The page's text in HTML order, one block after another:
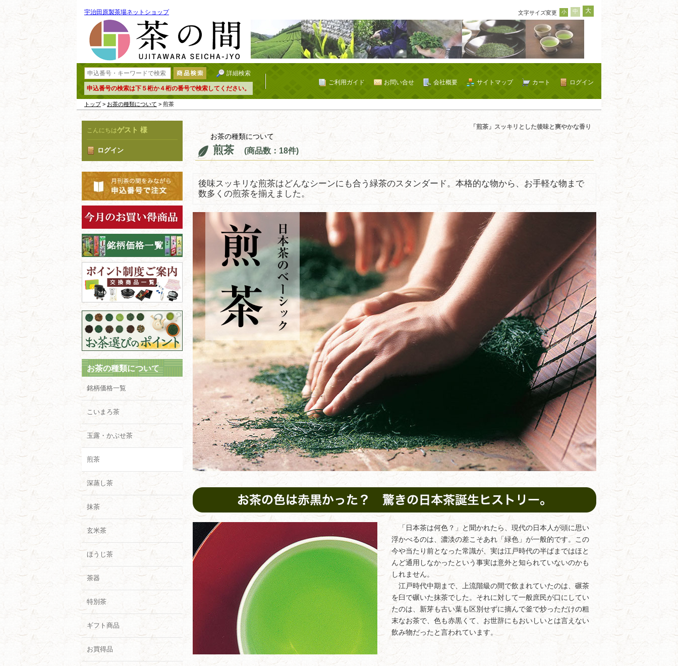
宇治田原製茶場ネットショップ 文字サイズ変更 小 中 大
詳細検索
申込番号の検索は下５桁か４桁の番号で検索してください。
ログイン
カート
サイトマップ
会社概要
お問い合せ
ご利用ガイド
トップ> お茶の種類について > 煎茶
こんにちはゲスト 様
ログイン
お茶の種類について
銘柄価格一覧
こいまろ茶
玉露・かぶせ茶
煎茶
深蒸し茶
抹茶
玄米茶
ほうじ茶
茶器
特別茶
ギフト商品
お買得品
「煎茶」スッキリとした後味と爽やかな香り
お茶の種類について
煎茶 (商品数：18件)
後味スッキリな煎茶はどんなシーンにも合う緑茶のスタンダード。本格的な物から、お手軽な物まで
数多くの煎茶を揃えました。
「日本茶は何色？」と聞かれたら、現代の日本人が頭に思い
浮かべるのは、濃淡の差こそあれ「緑色」が一般的です。この
今や当たり前となった常識が、実は江戸時代の半ばまではほと
んど通用しなかったという事実は意外と知られていないのかも
しれません。
江戸時代中期まで、上流階級の間で飲まれていたのは、碾茶
を臼で碾いた抹茶でした。それに対して一般庶民が口にしてい
たのは、新芽も古い葉も区別せずに摘んで釜で炒っただけの粗
末なお茶で、色も赤黒くて、お世辞にもおいしいとは言えない
飲み物だったと言われています。